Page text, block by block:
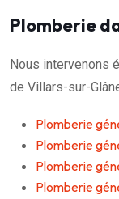
Plomberie
Nous intervenons
de Villars-sur-
Plomberie
Plomberie
Plomberie
Plomberie